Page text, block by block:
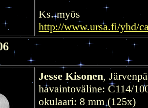
Ks. myös
http://www.ursa.fi/yhd/
Jesse Kisonen,
havaintoväline: C114/
okulaari: 8 mm (125x)